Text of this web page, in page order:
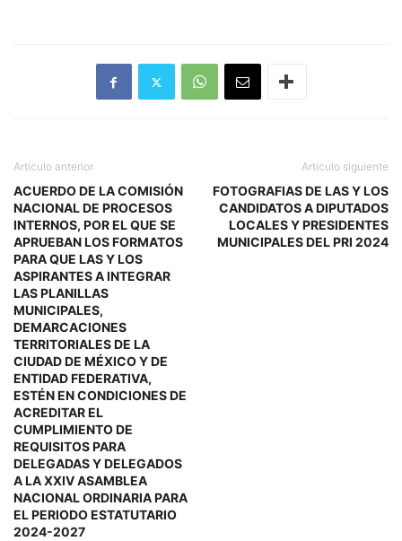
Artículo anterior
ACUERDO DE LA COMISIÓN
NACIONAL DE PROCESOS
INTERNOS, POR EL QUE SE
APRUEBAN LOS FORMATOS
PARA QUE LAS Y LOS
ASPIRANTES A INTEGRAR
LAS PLANILLAS
MUNICIPALES,
DEMARCACIONES
TERRITORIALES DE LA
CIUDAD DE MÉXICO Y DE
ENTIDAD FEDERATIVA,
ESTÉN EN CONDICIONES DE
ACREDITAR EL
CUMPLIMIENTO DE
REQUISITOS PARA
DELEGADAS Y DELEGADOS
A LA XXIV ASAMBLEA
NACIONAL ORDINARIA PARA
EL PERIODO ESTATUTARIO
2024-2027
Artículo siguiente
FOTOGRAFIAS DE LAS Y LOS
CANDIDATOS A DIPUTADOS
LOCALES Y PRESIDENTES
MUNICIPALES DEL PRI 2024